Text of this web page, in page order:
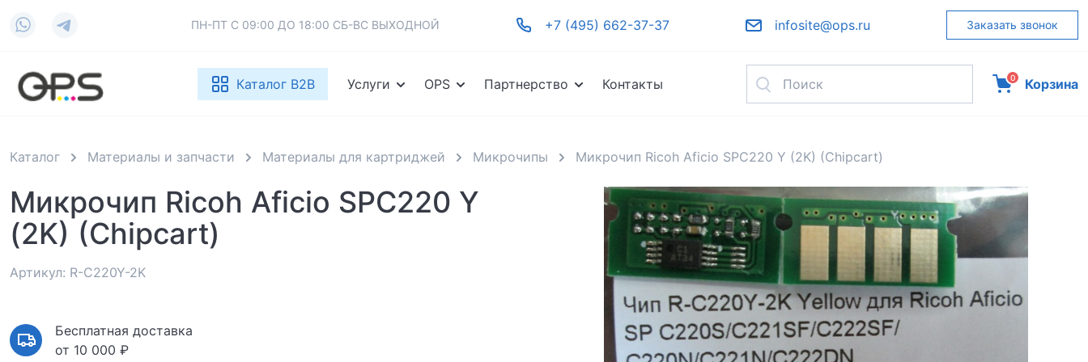
ПН-ПТ С 09:00 ДО 18:00 СБ-ВС ВЫХОДНОЙ +7 (495) 662-37-37 infosite@ops.ru Заказать звонок
Каталог B2B Услуги OPS Партнерство Контакты 0 Корзина
Каталог Материалы и запчасти Материалы для картриджей Микрочипы Микрочип Ricoh Aficio SPC220 Y (2K) (Chipcart)
Микрочип Ricoh Aficio SPC220 Y
(2K) (Chipcart)
Артикул: R-C220Y-2K
Бесплатная доставка
от 10 000 ₽